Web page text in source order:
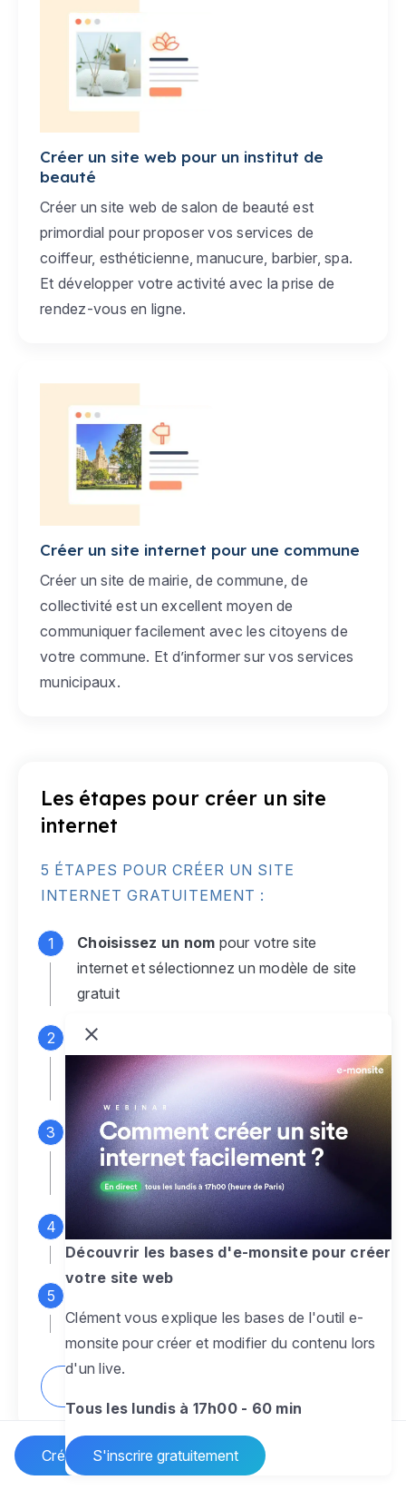
Créer un site Internet
Créer un site web pour un institut de
beauté
Créer un site web de salon de beauté est
primordial pour proposer vos services de
coiffeur, esthéticienne, manucure, barbier, spa.
Et développer votre activité avec la prise de
rendez-vous en ligne.
Créer un site internet pour une commune
Créer un site de mairie, de commune, de
collectivité est un excellent moyen de
communiquer facilement avec les citoyens de
votre commune. Et d’informer sur vos services
municipaux.
Les étapes pour créer un site
internet
5 ÉTAPES POUR CRÉER UN SITE
INTERNET GRATUITEMENT :
Choisissez un nom pour votre site
internet et sélectionnez un modèle de site
gratuit
Connectez-vous
monsite gratuit pour accéder à votre
espace d'administration
Personnalisez entièrement le
designpour créer un site web sur-mesure,
à votre image
Ajoutez des pagessans limite pour
présenter votre activité, votre passion
pour rendre votre site dynamique
Découvrir les bases d'e-monsite pour créer
votre site web
Clément vous explique les bases de l'outil e-
monsite pour créer et modifier du contenu lors
d'un live.
Tous les lundis à 17h00 - 60 min
S'inscrire gratuitement